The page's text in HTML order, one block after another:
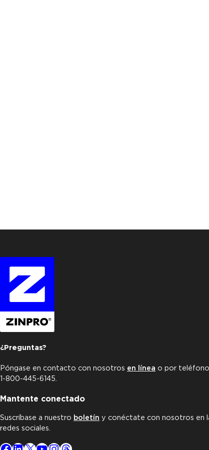
¿Preguntas?
Póngase en contacto con nosotros en línea o por
1-800-445-6145.
Mantente conectado
Suscríbase a nuestro boletín y conéctate con nosotros en
redes sociales.